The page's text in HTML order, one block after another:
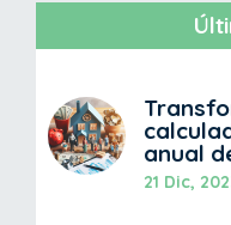
anual
21 Dic,